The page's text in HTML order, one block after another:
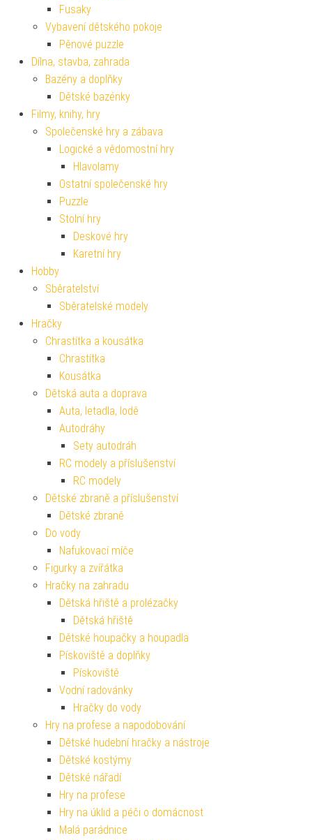
Fusaky
Vybavení dětského pokoje
Pěnové puzzle
Dílna, stavba, zahrada
Bazény a doplňky
Dětské bazénky
Filmy, knihy, hry
Společenské hry a zábava
Logické a vědomostní hry
Hlavolamy
Ostatní společenské hry
Puzzle
Stolní hry
Deskové hry
Karetní hry
Hobby
Sběratelství
Sběratelské modely
Hračky
Chrastítka a kousátka
Chrastítka
Kousátka
Dětská auta a doprava
Auta, letadla, lodě
Autodráhy
Sety autodráh
RC modely a příslušenství
RC modely
Dětské zbraně a příslušenství
Dětské zbraně
Do vody
Nafukovací míče
Figurky a zvířátka
Hračky na zahradu
Dětská hřiště a prolézačky
Dětská hřiště
Dětské houpačky a houpadla
Pískoviště a doplňky
Pískoviště
Vodní radovánky
Hračky do vody
Hry na profese a napodobování
Dětské hudební hračky a nástroje
Dětské kostýmy
Dětské nářadí
Hry na profese
Hry na úklid a péči o domácnost
Malá parádnice